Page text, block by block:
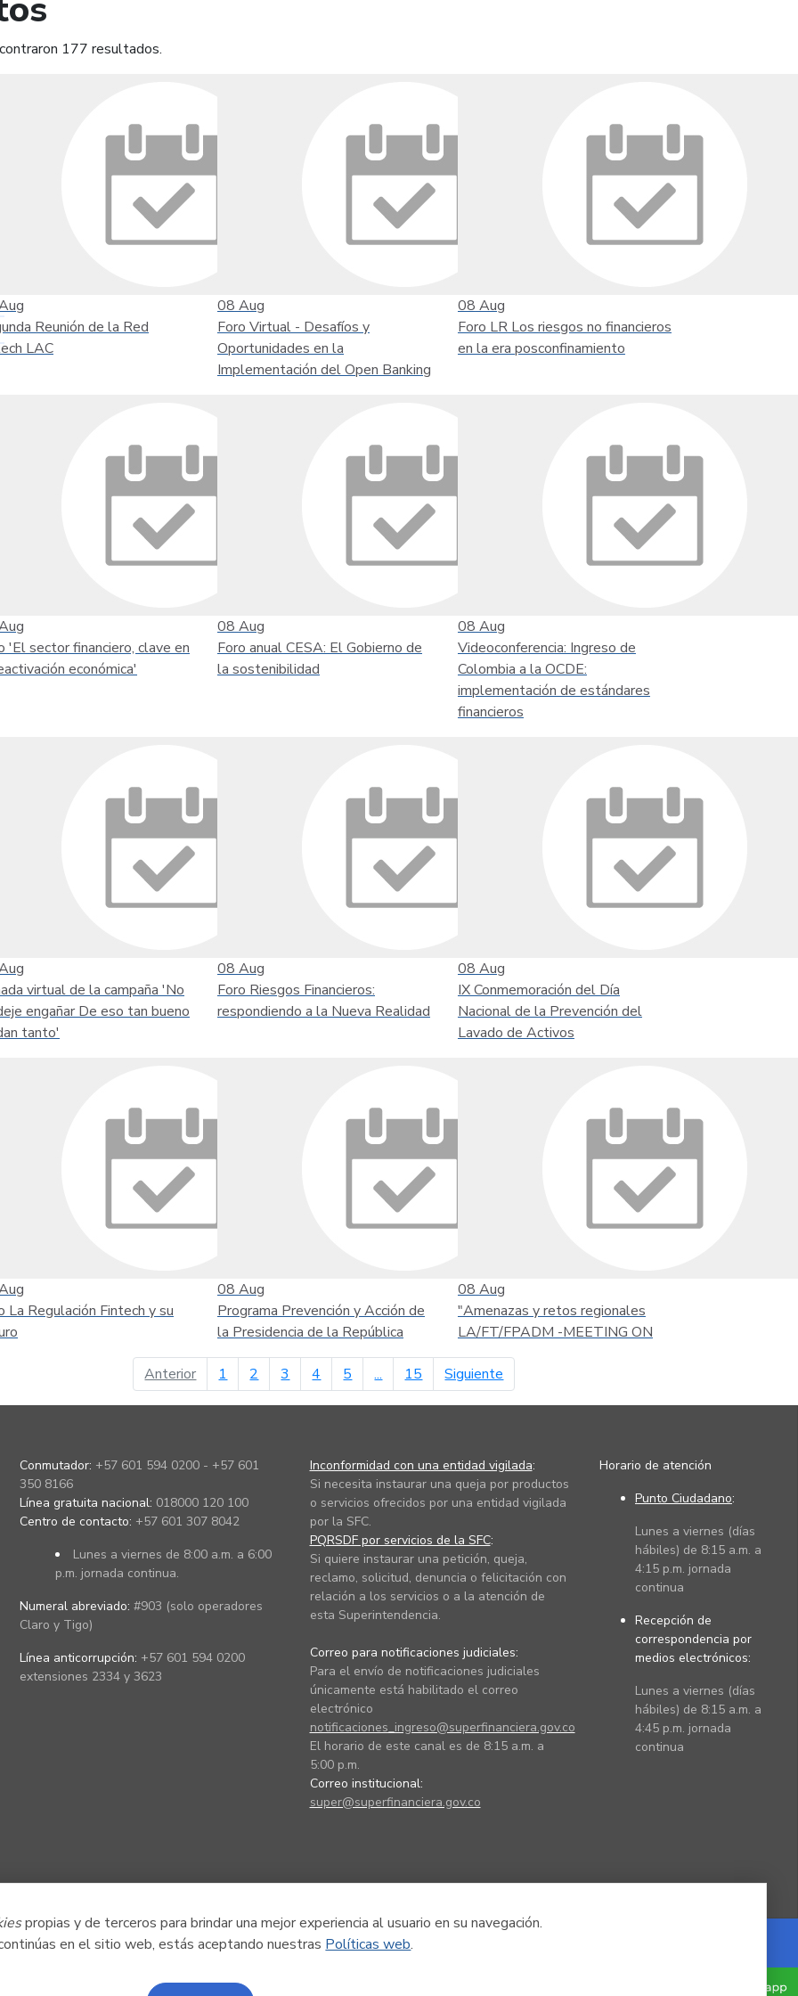
propias y de terceros para brindar una mejor experiencia al usuario en su navegación.
en el sitio web, estás aceptando nuestras Políticas web.
177 resultados.
Reunión de la Red
LAC
08 Aug
Foro Virtual - Desafíos y
Oportunidades en la
Implementación del Open Banking
08 Aug
Foro LR Los riesgos no financieros
en la era posconfinamiento
'El sector financiero, clave en
económica'
08 Aug
Foro anual CESA: El Gobierno de
la sostenibilidad
08 Aug
Videoconferencia: Ingreso de
Colombia a la OCDE:
implementación de estándares
financieros
virtual de la campaña 'No
engañar De eso tan bueno
tanto'
08 Aug
Foro Riesgos Financieros:
respondiendo a la Nueva Realidad
08 Aug
IX Conmemoración del Día
Nacional de la Prevención del
Lavado de Activos
La Regulación Fintech y su
08 Aug
Programa Prevención y Acción de
la Presidencia de la República
08 Aug
"Amenazas y retos regionales
LA/FT/FPADM -MEETING ON
Anteriorpágina anterior
1 2 3 4 5 ... 15 Siguiente
Conmutador: +57 601 594 0200 - +57 601
350 8166
Línea gratuita nacional: 018000 120 100
Centro de contacto: +57 601 307 8042
Lunes a viernes de 8:00 a.m. a 6:00
p.m. jornada continua.
Numeral abreviado: #903 (solo operadores
Claro y Tigo)
Línea anticorrupción: +57 601 594 0200
extensiones 2334 y 3623
Inconformidad con una entidad vigilada:
Si necesita instaurar una queja por productos
o servicios ofrecidos por una entidad vigilada
por la SFC.
PQRSDF por servicios de la SFC:
Si quiere instaurar una petición, queja,
reclamo, solicitud, denuncia o felicitación con
relación a los servicios o a la atención de
esta Superintendencia.
Correo para notificaciones judiciales:
Para el envío de notificaciones judiciales
únicamente está habilitado el correo
electrónico
notificaciones_ingreso@superfinanciera.gov.co
El horario de este canal es de 8:15 a.m. a
5:00 p.m.
Correo institucional:
super@superfinanciera.gov.co
Horario de atención
Punto Ciudadano:
Lunes a viernes (días
hábiles) de 8:15 a.m. a
4:15 p.m. jornada
continua
Recepción de
correspondencia por
medios electrónicos:
Lunes a viernes (días
hábiles) de 8:15 a.m. a
4:45 p.m. jornada
continua
Powered by Nexura